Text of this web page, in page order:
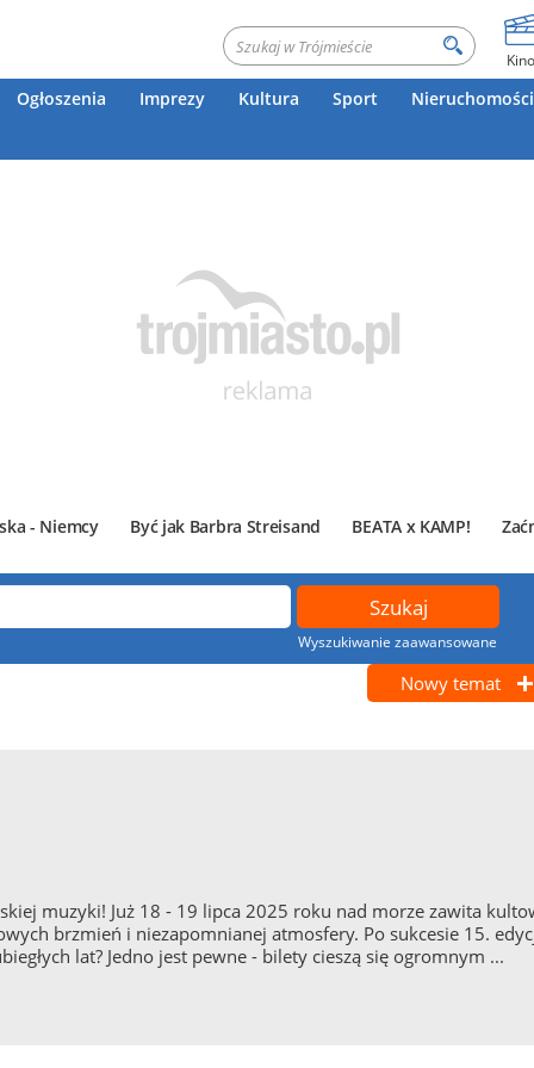
Kino
Ogłoszenia Imprezy Kultura Sport Nieruchomości
- Niemcy Być jak Barbra Streisand BEATA x KAMP!
Wyszukiwanie zaawansowane
Nowy temat
muzyki! Już 18 - 19 lipca 2025 roku nad morze zawita
brzmień i niezapomnianej atmosfery. Po sukcesie 15.
lat? Jedno jest pewne - bilety cieszą się ogromnym ...